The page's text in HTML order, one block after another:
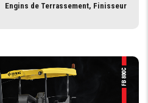
Engins de Terrassement, Finisseur